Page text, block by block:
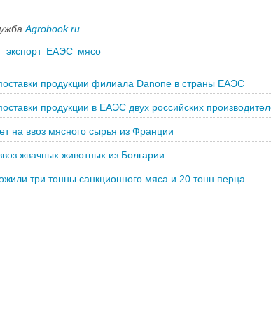
Agrobook.ru
экспорт ЕАЭС мясо
продукции филиала Danone в страны ЕАЭС
продукции в ЕАЭС двух российских
на ввоз мясного сырья из Франции
жвачных животных из Болгарии
три тонны санкционного мяса и 20 тонн перца